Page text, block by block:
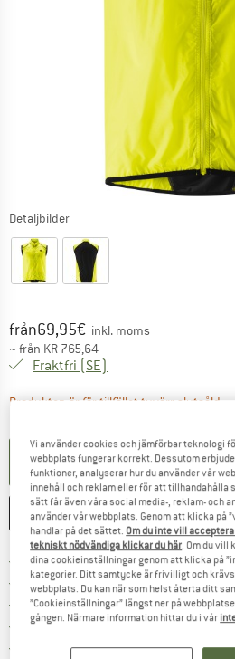
Detaljbilder
Pris:
från69,95€ inkl. moms
~ från KR 765,64
Fraktfri (SE)
Produkten är för tillfället tyvärr slutsåld
SKAPA
SPARA
Fraktfritt från 69 € (SE)Hitta
100 dagars returrättGå till
> 4 000 000 nöjda kunder
Alla produkter på lager
Trust Pilot-garanti -
Vi använder cookies och jämförbar teknologi
webbplats fungerar korrekt. Dessutom
funktioner, analyserar hur du använder vår
innehåll och reklam eller för att tillhandahålla
sätt får även våra social media-, reklam- och
använder vår webbplats. Genom att klicka på
handlar på det sättet. Om du inte vill
tekniskt nödvändiga klickar du här. Om du vill
dina cookieinställningar genom att klicka på
kategorier. Ditt samtycke är frivilligt och
webbplats. Du kan när som helst återta ditt
”Cookieinställningar” längst ner på
gången. Närmare information hittar du i vår